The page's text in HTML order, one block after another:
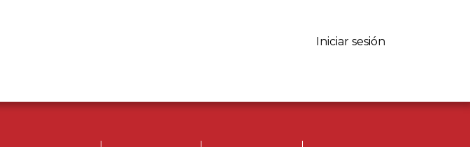
Iniciar sesión
Registrese, para
opinar.